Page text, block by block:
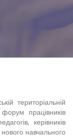
територіальній
працівників
керівників
навчального